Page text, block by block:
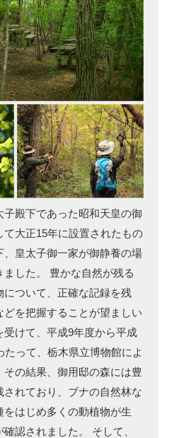
殿下であった昭和天皇の御
て大正15年に設置されたもの
皇太子御一家が御静養の場
した。 豊かな自然が残る
について、正確な記録を残
どを把握することが望ましい
受けて、平成9年度から平成
たって、栃木県立博物館によ
その結果、御用邸の森には豊
れており、ブナの自然林な
をはじめ多くの動植物が生
認されました。
そして、